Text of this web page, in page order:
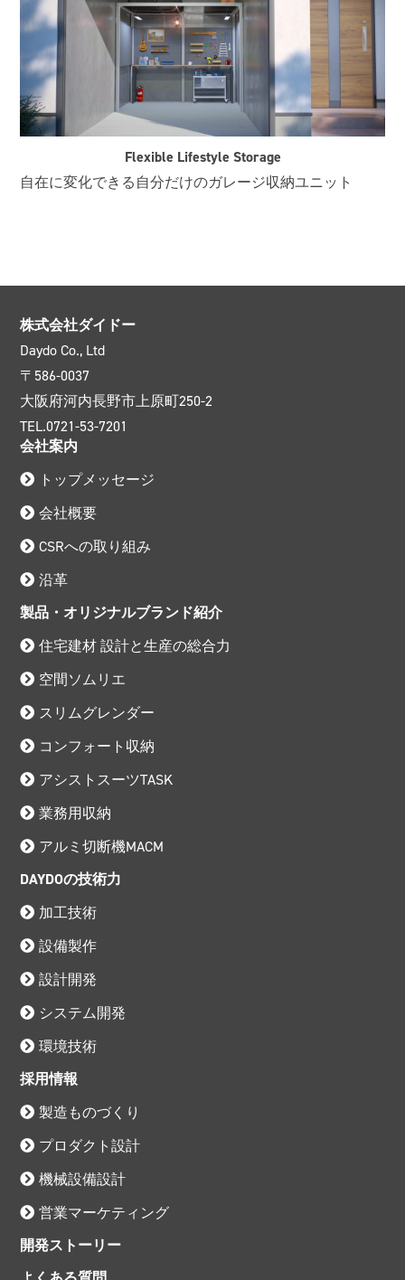
Flexible Lifestyle Storage
自在に変化できる自分だけのガレージ収納ユニット
株式会社ダイドー
Daydo Co., Ltd
〒586-0037
大阪府河内長野市上原町250-2
TEL.0721-53-7201
会社案内
トップメッセージ
会社概要
CSRへの取り組み
沿革
製品・オリジナルブランド紹介
住宅建材 設計と生産の総合力
空間ソムリエ
スリムグレンダー
コンフォート収納
アシストスーツTASK
業務用収納
アルミ切断機MACM
DAYDOの技術力
加工技術
設備製作
設計開発
システム開発
環境技術
採用情報
製造ものづくり
プロダクト設計
機械設備設計
営業マーケティング
開発ストーリー